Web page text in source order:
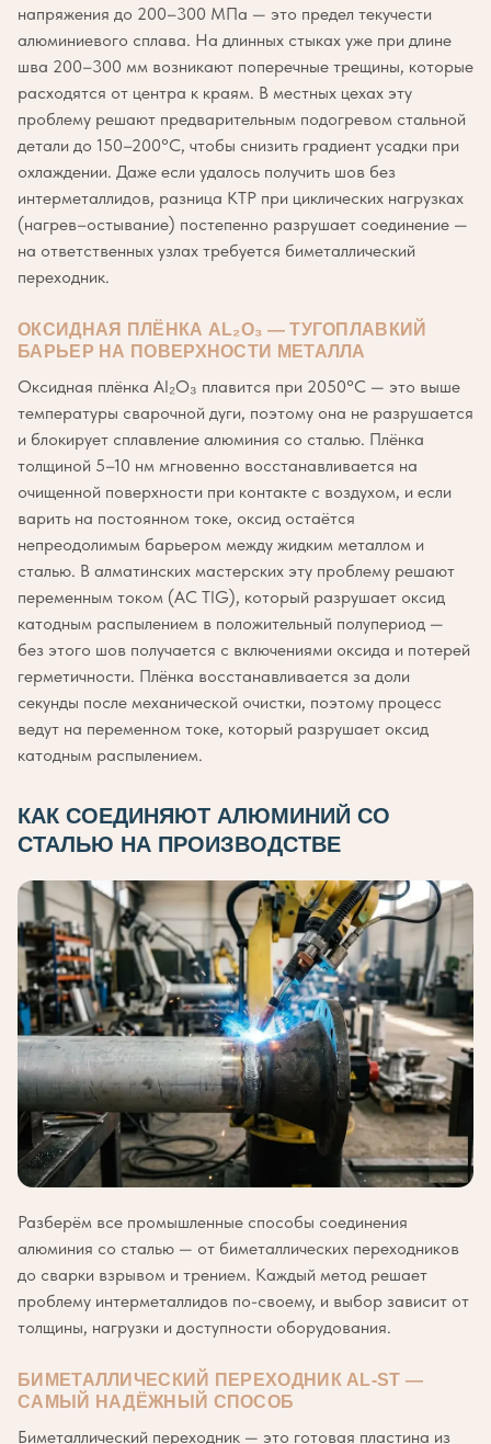
напряжения до 200–300 МПа — это предел текучести
алюминиевого сплава. На длинных стыках уже при длине
шва 200–300 мм возникают поперечные трещины, которые
расходятся от центра к краям. В местных цехах эту
проблему решают предварительным подогревом стальной
детали до 150–200°C, чтобы снизить градиент усадки при
охлаждении. Даже если удалось получить шов без
интерметаллидов, разница КТР при циклических нагрузках
(нагрев–остывание) постепенно разрушает соединение —
на ответственных узлах требуется биметаллический
переходник.
ОКСИДНАЯ ПЛЁНКА AL₂O₃ — ТУГОПЛАВКИЙ
БАРЬЕР НА ПОВЕРХНОСТИ МЕТАЛЛА
Оксидная плёнка Al₂O₃ плавится при 2050°C — это выше
температуры сварочной дуги, поэтому она не разрушается
и блокирует сплавление алюминия со сталью. Плёнка
толщиной 5–10 нм мгновенно восстанавливается на
очищенной поверхности при контакте с воздухом, и если
варить на постоянном токе, оксид остаётся
непреодолимым барьером между жидким металлом и
сталью. В алматинских мастерских эту проблему решают
переменным током (AC TIG), который разрушает оксид
катодным распылением в положительный полупериод —
без этого шов получается с включениями оксида и потерей
герметичности. Плёнка восстанавливается за доли
секунды после механической очистки, поэтому процесс
ведут на переменном токе, который разрушает оксид
катодным распылением.
КАК СОЕДИНЯЮТ АЛЮМИНИЙ СО
СТАЛЬЮ НА ПРОИЗВОДСТВЕ
Разберём все промышленные способы соединения
алюминия со сталью — от биметаллических переходников
до сварки взрывом и трением. Каждый метод решает
проблему интерметаллидов по-своему, и выбор зависит от
толщины, нагрузки и доступности оборудования.
БИМЕТАЛЛИЧЕСКИЙ ПЕРЕХОДНИК AL-ST —
САМЫЙ НАДЁЖНЫЙ СПОСОБ
Биметаллический переходник — это готовая пластина из